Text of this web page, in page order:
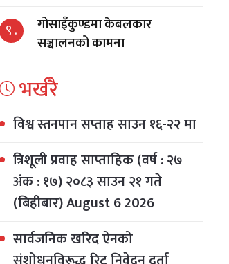
९ .
गोसाइँकुण्डमा केबलकार
सञ्चालनको कामना
भर्खरै
विश्व स्तनपान सप्ताह साउन १६-२२ मा
त्रिशूली प्रवाह साप्ताहिक (वर्ष : २७
अंक : १७) २०८३ साउन २१ गते
(बिहीबार) August 6 2026
सार्वजनिक खरिद ऐनको